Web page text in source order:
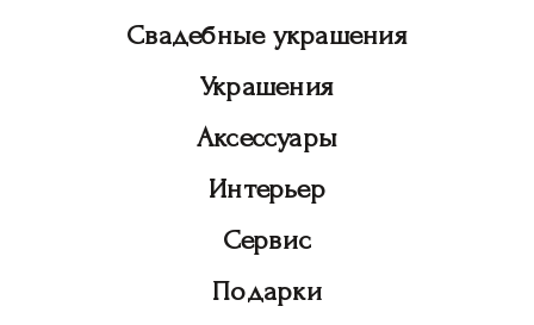
Свадебные украшения
Украшения
Аксессуары
Интерьер
Сервис
Подарки